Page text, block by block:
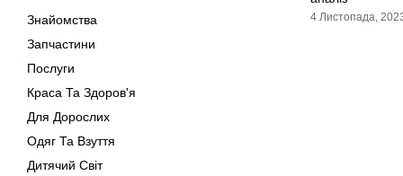
Знайомства
Запчастини
Послуги
Краса Та Здоров'я
Для Дорослих
Одяг Та Взуття
Дитячий Світ
4 Листопада,